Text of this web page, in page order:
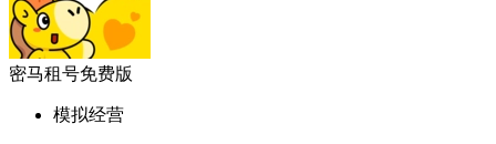
密马租号免费版
模拟经营